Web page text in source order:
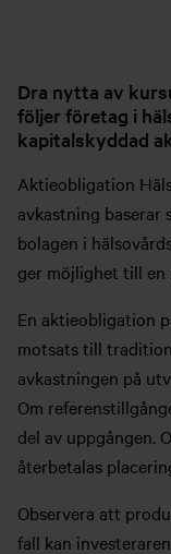
Dra nytta av
följer företag i
kapitalskyddad
Aktieobligation
avkastning baserar
bolagen i
ger möjlighet till en
En aktieobligation
motsats till
avkastningen på
Om
del av uppgången.
återbetalas
Observera att
fall kan